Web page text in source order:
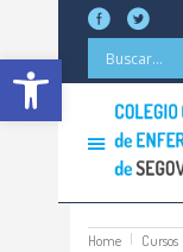
Abrir barra de
Home
Cursos